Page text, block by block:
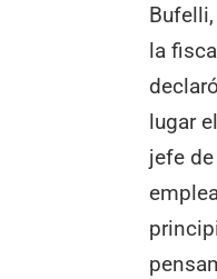
la
lugar
jefe